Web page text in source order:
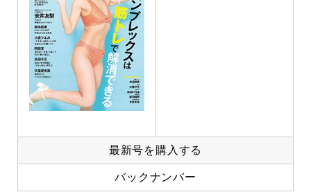
最新号を購入する
バックナンバー